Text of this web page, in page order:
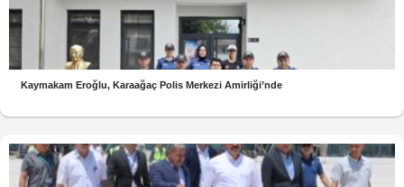
Kaymakam Eroğlu, Karaağaç Polis Merkezi Amirliği’nde